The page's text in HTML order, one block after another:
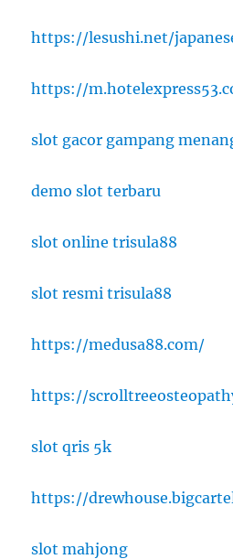
https://lesushi.net/
https://
slot gacor gampang
demo slot terbaru
slot online trisula88
slot resmi trisula88
https://medusa88.com/
https://
slot qris 5k
https://
slot mahjong